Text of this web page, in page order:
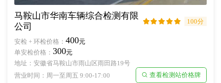
马鞍山市华南车辆综合检测有限
公司
     100分
安检 + 环检价格：400元
单安检价格：300元
地址：安徽省马鞍山市雨山区雨田路19号
营业时间：周一至周五 9:00-17:00
 查看检测站价格牌